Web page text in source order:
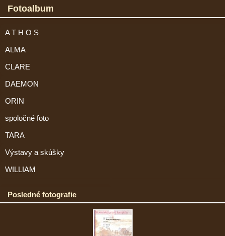
Fotoalbum
A T H O S
ALMA
CLARE
DAEMON
ORIN
spoločné foto
TARA
Výstavy a skúšky
WILLIAM
Posledné fotografie